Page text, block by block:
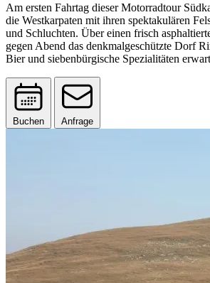
Am ersten Fahrtag dieser Motorradtour
die Westkarpaten mit ihren spektakulären
und Schluchten. Über einen frisch
gegen Abend das denkmalgeschützte Dorf
Bier und siebenbürgische Spezialitäten
Buchen Anfrage